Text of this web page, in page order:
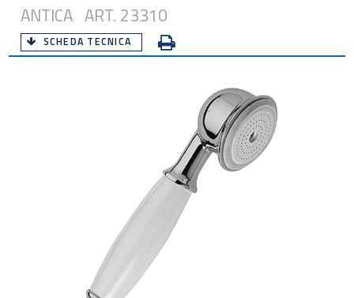
ANTICA ART. 23310
SCHEDA TECNICA